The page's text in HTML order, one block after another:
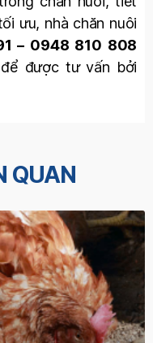
ưu, nhà chăn nuôi
– 0948 810 808
được tư vấn bởi
QUAN